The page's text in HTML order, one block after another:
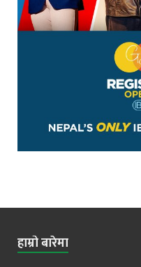
हाम्रो बारेमा